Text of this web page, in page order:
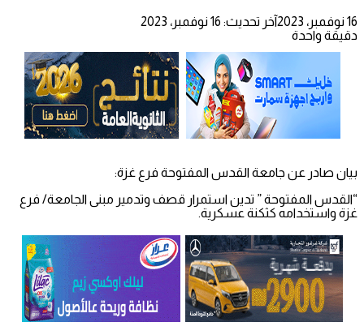
16 نوفمبر، 2023
آخر تحديث: 16 نوفمبر، 2023
دقيقة واحدة
بيان صادر عن جامعة القدس المفتوحة فرع غزة:
“القدس المفتوحة ” تدين استمرار قصف وتدمير مبنى الجامعة/ فرع
غزة واستخدامه كثكنة عسكرية.